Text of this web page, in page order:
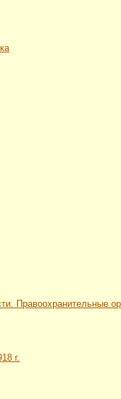
Правоохранительные
г.